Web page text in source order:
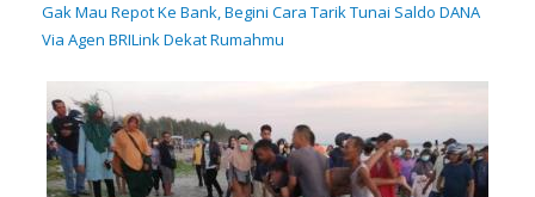
Gak Mau Repot Ke Bank, Begini Cara Tarik Tunai Saldo DANA
Via Agen BRILink Dekat Rumahmu